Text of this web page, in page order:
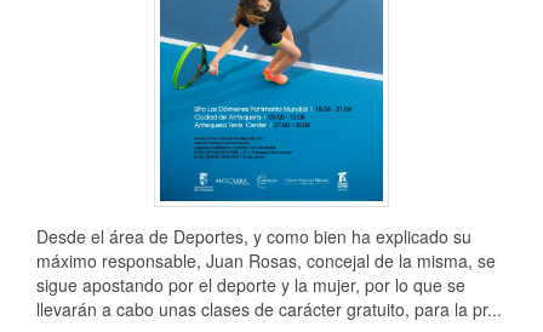
Desde el área de Deportes, y como bien ha explicado su
máximo responsable, Juan Rosas, concejal de la misma, se
sigue apostando por el deporte y la mujer, por lo que se
llevarán a cabo unas clases de carácter gratuito, para la pr...